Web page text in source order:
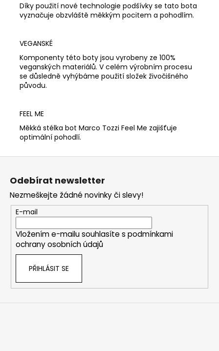
Díky použití nové technologie podšívky se tato bota
vyznačuje obzvláště měkkým pocitem a pohodlím.
VEGANSKÉ
Komponenty této boty jsou vyrobeny ze 100%
veganských materiálů. V celém výrobním procesu
se důsledně vyhýbáme použití složek živočišného
původu.
FEEL ME
Měkká stélka bot Marco Tozzi Feel Me zajišťuje
optimální pohodlí.
Z
Odebírat newsletter
Nezmeškejte žádné novinky či slevy!
E-mail
Vložením e-mailu souhlasíte s podmínkami
ochrany osobních údajů
PŘIHLÁSIT SE